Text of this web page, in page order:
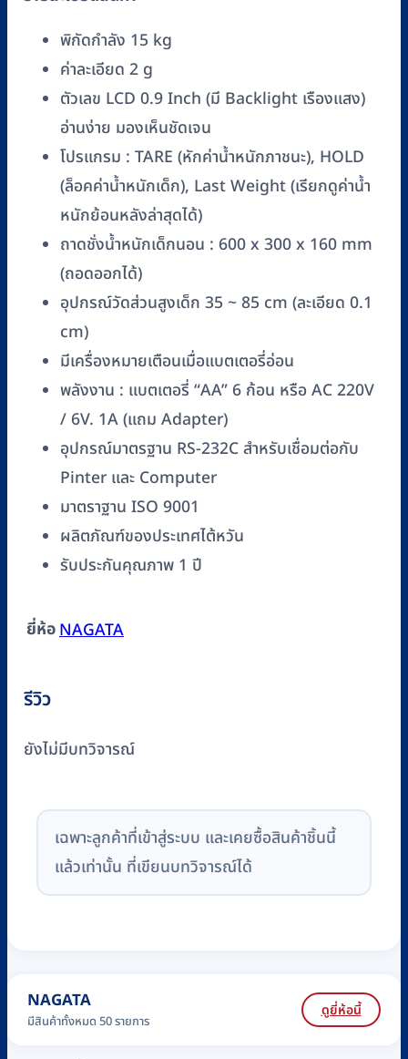
ความ
ยาว
ตัว
เด็ก
ชิ้น
พิกัดกำลัง 15 kg
ค่าละเอียด 2 g
ตัวเลข LCD 0.9 Inch (มี Backlight เรืองแสง)
อ่านง่าย มองเห็นชัดเจน
โปรแกรม : TARE (หักค่าน้ำหนักภาชนะ), HOLD
(ล็อคค่าน้ำหนักเด็ก), Last Weight (เรียกดูค่าน้ำ
หนักย้อนหลังล่าสุดได้)
ถาดชั่งน้ำหนักเด็กนอน : 600 x 300 x 160 mm
(ถอดออกได้)
อุปกรณ์วัดส่วนสูงเด็ก 35 ~ 85 cm (ละเอียด 0.1
cm)
มีเครื่องหมายเตือนเมื่อแบตเตอรี่อ่อน
พลังงาน : แบตเตอรี่ “AA” 6 ก้อน หรือ AC 220V
/ 6V. 1A (แถม Adapter)
อุปกรณ์มาตรฐาน RS-232C สำหรับเชื่อมต่อกับ
Pinter และ Computer
มาตราฐาน ISO 9001
ผลิตภัณฑ์ของประเทศไต้หวัน
รับประกันคุณภาพ 1 ปี
ยี่ห้อNAGATA
รีวิว
ยังไม่มีบทวิจารณ์
เฉพาะลูกค้าที่เข้าสู่ระบบ และเคยซื้อสินค้าชิ้นนี้
แล้วเท่านั้น ที่เขียนบทวิจารณ์ได้
NAGATA
มีสินค้าทั้งหมด 50 รายการ
ดูยี่ห้อนี้